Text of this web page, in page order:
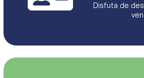
Disfuta de